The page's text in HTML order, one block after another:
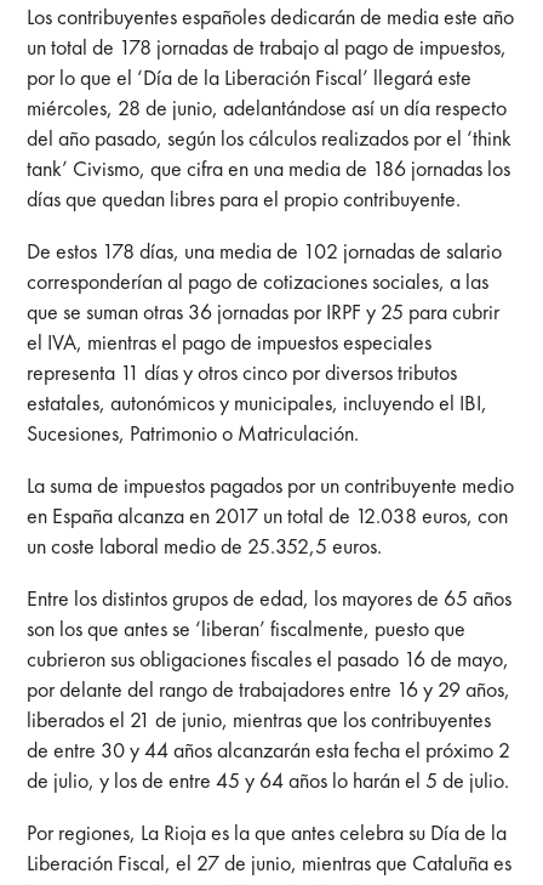
Los contribuyentes españoles dedicarán de media este año
un total de 178 jornadas de trabajo al pago de impuestos,
por lo que el ‘Día de la Liberación Fiscal’ llegará este
miércoles, 28 de junio, adelantándose así un día respecto
del año pasado, según los cálculos realizados por el ‘think
tank’ Civismo, que cifra en una media de 186 jornadas los
días que quedan libres para el propio contribuyente.
De estos 178 días, una media de 102 jornadas de salario
corresponderían al pago de cotizaciones sociales, a las
que se suman otras 36 jornadas por IRPF y 25 para cubrir
el IVA, mientras el pago de impuestos especiales
representa 11 días y otros cinco por diversos tributos
estatales, autonómicos y municipales, incluyendo el IBI,
Sucesiones, Patrimonio o Matriculación.
La suma de impuestos pagados por un contribuyente medio
en España alcanza en 2017 un total de 12.038 euros, con
un coste laboral medio de 25.352,5 euros.
Entre los distintos grupos de edad, los mayores de 65 años
son los que antes se ‘liberan’ fiscalmente, puesto que
cubrieron sus obligaciones fiscales el pasado 16 de mayo,
por delante del rango de trabajadores entre 16 y 29 años,
liberados el 21 de junio, mientras que los contribuyentes
de entre 30 y 44 años alcanzarán esta fecha el próximo 2
de julio, y los de entre 45 y 64 años lo harán el 5 de julio.
Por regiones, La Rioja es la que antes celebra su Día de la
Liberación Fiscal, el 27 de junio, mientras que Cataluña es